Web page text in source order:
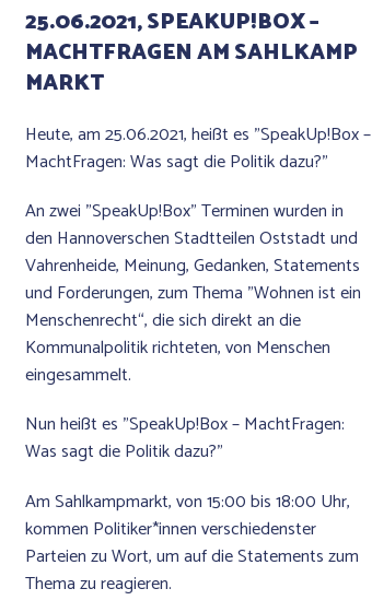
25.06.2021, SPEAKUP!BOX –
MACHTFRAGEN AM SAHLKAMP
MARKT
Heute, am 25.06.2021, heißt es "SpeakUp!Box –
MachtFragen: Was sagt die Politik dazu?"
An zwei "SpeakUp!Box" Terminen wurden in
den Hannoverschen Stadtteilen Oststadt und
Vahrenheide, Meinung, Gedanken, Statements
und Forderungen, zum Thema "Wohnen ist ein
Menschenrecht“, die sich direkt an die
Kommunalpolitik richteten, von Menschen
eingesammelt.
Nun heißt es "SpeakUp!Box – MachtFragen:
Was sagt die Politik dazu?"
Am Sahlkampmarkt, von 15:00 bis 18:00 Uhr,
kommen Politiker*innen verschiedenster
Parteien zu Wort, um auf die Statements zum
Thema zu reagieren.